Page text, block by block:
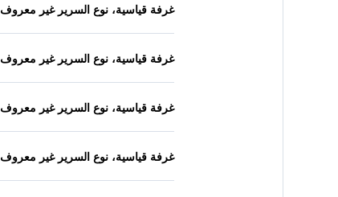
غرفة قياسية، نوع السرير غير معروف
غرفة قياسية، نوع السرير غير معروف
غرفة قياسية، نوع السرير غير معروف
غرفة قياسية، نوع السرير غير معروف